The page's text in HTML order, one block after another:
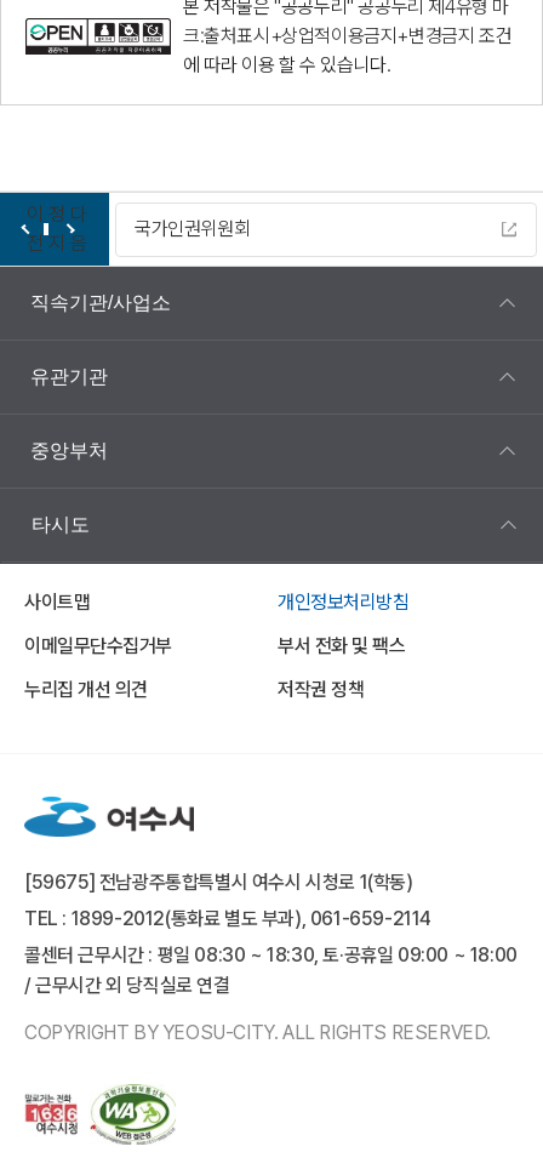
본 저작물은 "공공누리"공공누리 제4유형 마
크:출처표시+상업적이용금지+변경금지 조건
에 따라 이용 할 수 있습니다.
이
전
정
지
다
음
국가인권위원회
직속기관/사업소
유관기관
중앙부처
타시도
사이트맵
개인정보처리방침
이메일무단수집거부
부서 전화 및 팩스
누리집 개선 의견
저작권 정책
[59675] 전남광주통합특별시 여수시 시청로 1(학동)
TEL : 1899-2012(통화료 별도 부과), 061-659-2114
콜센터 근무시간 : 평일 08:30 ~ 18:30, 토·공휴일 09:00 ~ 18:00
/ 근무시간 외 당직실로 연결
COPYRIGHT BY YEOSU-CITY. ALL RIGHTS RESERVED.